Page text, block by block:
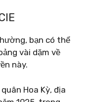
bạn có thể
vài dặm về
này.
Hoa Kỳ, địa